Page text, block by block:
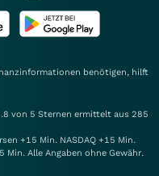
benötigen, hilft
von 5 Sternen ermittelt aus 285
+15 Min. NASDAQ +15 Min.
Min. Alle Angaben ohne Gewähr.